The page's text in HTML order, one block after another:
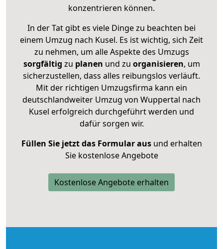
konzentrieren können.
In der Tat gibt es viele Dinge zu beachten bei
einem Umzug nach Kusel. Es ist wichtig, sich Zeit
zu nehmen, um alle Aspekte des Umzugs
sorgfältig zu planen und zu organisieren, um
sicherzustellen, dass alles reibungslos verläuft.
Mit der richtigen Umzugsfirma kann ein
deutschlandweiter Umzug von Wuppertal nach
Kusel erfolgreich durchgeführt werden und
dafür sorgen wir.
Füllen Sie jetzt das Formular ausund erhalten
Sie kostenlose Angebote
Kostenlose Angebote erhalten